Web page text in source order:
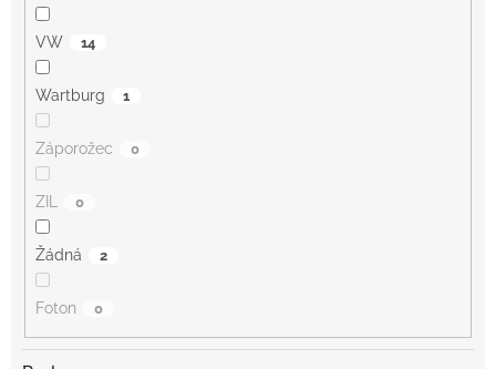
VW 14
Wartburg 1
Záporožec 0
ZIL 0
Žádná 2
Foton 0